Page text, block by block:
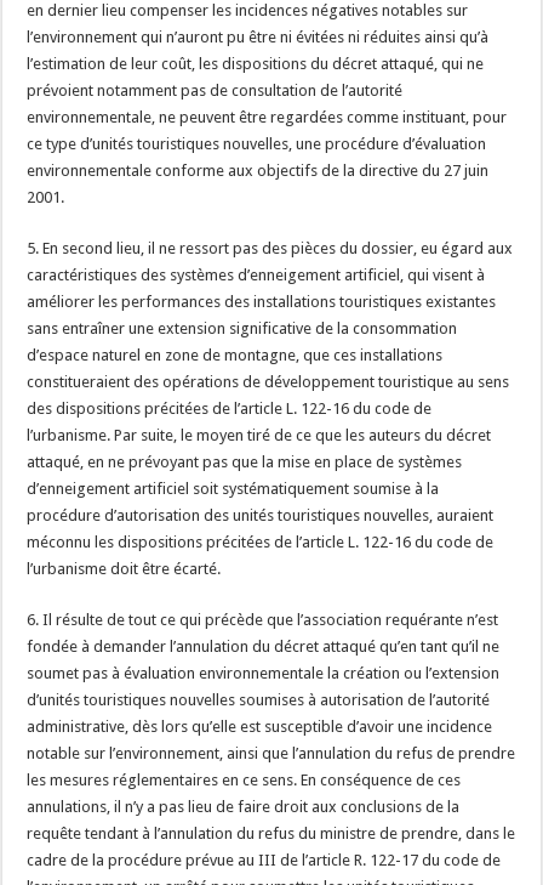
en dernier lieu compenser les incidences négatives notables sur
l’environnement qui n’auront pu être ni évitées ni réduites ainsi qu’à
l’estimation de leur coût, les dispositions du décret attaqué, qui ne
prévoient notamment pas de consultation de l’autorité
environnementale, ne peuvent être regardées comme instituant, pour
ce type d’unités touristiques nouvelles, une procédure d’évaluation
environnementale conforme aux objectifs de la directive du 27 juin
2001.
5. En second lieu, il ne ressort pas des pièces du dossier, eu égard aux
caractéristiques des systèmes d’enneigement artificiel, qui visent à
améliorer les performances des installations touristiques existantes
sans entraîner une extension significative de la consommation
d’espace naturel en zone de montagne, que ces installations
constitueraient des opérations de développement touristique au sens
des dispositions précitées de l’article L. 122-16 du code de
l’urbanisme. Par suite, le moyen tiré de ce que les auteurs du décret
attaqué, en ne prévoyant pas que la mise en place de systèmes
d’enneigement artificiel soit systématiquement soumise à la
procédure d’autorisation des unités touristiques nouvelles, auraient
méconnu les dispositions précitées de l’article L. 122-16 du code de
l’urbanisme doit être écarté.
6. Il résulte de tout ce qui précède que l’association requérante n’est
fondée à demander l’annulation du décret attaqué qu’en tant qu’il ne
soumet pas à évaluation environnementale la création ou l’extension
d’unités touristiques nouvelles soumises à autorisation de l’autorité
administrative, dès lors qu’elle est susceptible d’avoir une incidence
notable sur l’environnement, ainsi que l’annulation du refus de prendre
les mesures réglementaires en ce sens. En conséquence de ces
annulations, il n’y a pas lieu de faire droit aux conclusions de la
requête tendant à l’annulation du refus du ministre de prendre, dans le
cadre de la procédure prévue au III de l’article R. 122-17 du code de